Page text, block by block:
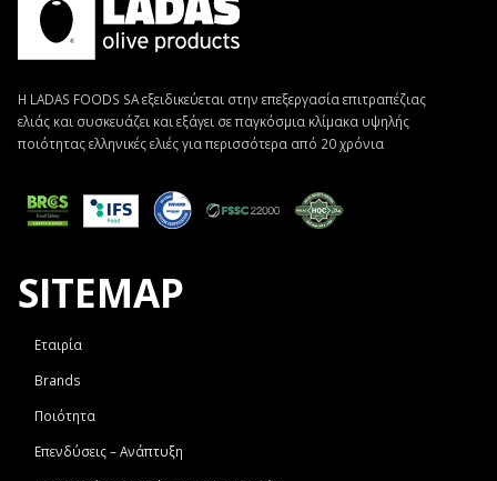
Η LADAS FOODS SA εξειδικεύεται στην επεξεργασία επιτραπέζιας
ελιάς και συσκευάζει και εξάγει σε παγκόσμια κλίμακα υψηλής
ποιότητας ελληνικές ελιές για περισσότερα από 20 χρόνια
SITEMAP
Εταιρία
Brands
Ποιότητα
Επενδύσεις – Ανάπτυξη